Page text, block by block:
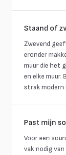
Staand of
Zwevend
eronder
muur die het
en elke muur.
strak modern
Past mijn
Voor een
vak nodig